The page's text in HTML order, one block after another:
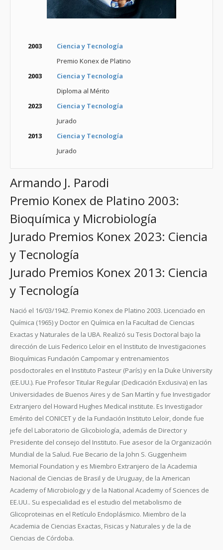
2003
Ciencia y Tecnología
Premio Konex de Platino
2003
Ciencia y Tecnología
Diploma al Mérito
2023
Ciencia y Tecnología
Jurado
2013
Ciencia y Tecnología
Jurado
Armando J. Parodi
Premio Konex de Platino 2003:
Bioquímica y Microbiología
Jurado Premios Konex 2023: Ciencia
y Tecnología
Jurado Premios Konex 2013: Ciencia
y Tecnología
Nació el 16/03/1942. Premio Konex de Platino 2003. Licenciado en
Química (1965) y Doctor en Química en la Facultad de Ciencias
Exactas y Naturales de la UBA. Realizó su Tesis Doctoral bajo la
dirección de Luis Federico Leloir en el Instituto de Investigaciones
Bioquímicas Fundación Campomar y entrenamientos
posdoctorales en el Instituto Pasteur (París) y en la Duke University
(EE.UU.). Fue Profesor Titular Regular (Dedicación Exclusiva) en las
Universidades de Buenos Aires y de San Martín y fue Investigador
Extranjero del Howard Hughes Medical institute. Es Investigador
Emérito del CONICET y de la Fundación Instituto Leloir, donde fue
jefe del Laboratorio de Glicobiología, además de Director y
Presidente del consejo del Instituto. Fue asesor de la Organización
Mundial de la Salud. Fue Becario de la John S. Guggenheim
Memorial Foundation y es Miembro Extranjero de la Academia
Nacional de Ciencias de Brasil y de Uruguay, de la American
Academy of Microbiology y de la National Academy of Sciences de
EE.UU.. Su especialidad es el estudio del metabolismo de
Glicoproteinas en el Retículo Endoplásmico. Miembro de la
Academia de Ciencias Exactas, Fisicas y Naturales y de la de
Ciencias de Córdoba.